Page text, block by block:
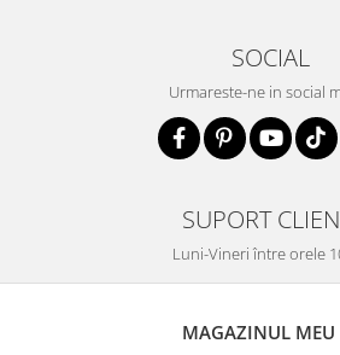
SOCIAL
Urmareste-ne in social
SUPORT
Luni-Vineri între orele
MAGAZINUL MEU